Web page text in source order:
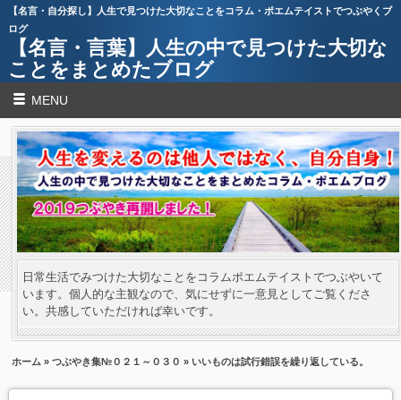
【名言・自分探し】人生で見つけた大切なことをコラム・ポエムテイストでつぶやくブ
ログ
【名言・言葉】人生の中で見つけた大切な
ことをまとめたブログ
MENU
日常生活でみつけた大切なことをコラムポエムテイストでつぶやいて
います。個人的な主観なので、気にせずに一意見としてご覧くださ
い。共感していただければ幸いです。
ホーム »つぶやき集№０２１～０３０ » いいものは試行錯誤を繰り返している。